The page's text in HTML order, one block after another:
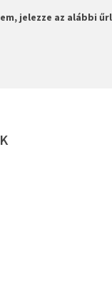
jelezze az alábbi